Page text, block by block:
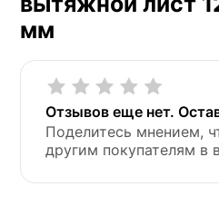
мм
Отзывов еще нет.
Поделитесь мнением,
другим покупателям в